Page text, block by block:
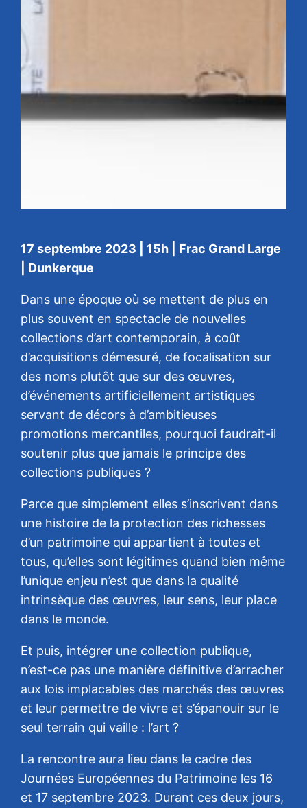
17 septembre 2023 | 15h | Frac Grand Large
| Dunkerque
Dans une époque où se mettent de plus en
plus souvent en spectacle de nouvelles
collections d’art contemporain, à coût
d’acquisitions démesuré, de focalisation sur
des noms plutôt que sur des œuvres,
d’événements artificiellement artistiques
servant de décors à d’ambitieuses
promotions mercantiles, pourquoi faudrait-il
soutenir plus que jamais le principe des
collections publiques ?
Parce que simplement elles s’inscrivent dans
une histoire de la protection des richesses
d’un patrimoine qui appartient à toutes et
tous, qu’elles sont légitimes quand bien même
l’unique enjeu n’est que dans la qualité
intrinsèque des œuvres, leur sens, leur place
dans le monde.
Et puis, intégrer une collection publique,
n’est-ce pas une manière définitive d’arracher
aux lois implacables des marchés des œuvres
et leur permettre de vivre et s’épanouir sur le
seul terrain qui vaille : l’art ?
La rencontre aura lieu dans le cadre des
Journées Européennes du Patrimoine les 16
et 17 septembre 2023. Durant ces deux jours,